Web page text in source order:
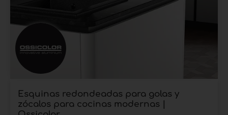
Esquinas redondeadas para golas y
zócalos para cocinas modernas |